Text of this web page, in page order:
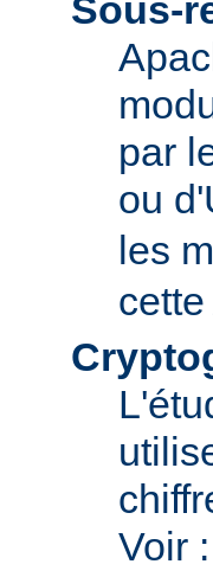
Sous-
par
ou
les
cette
Voir :